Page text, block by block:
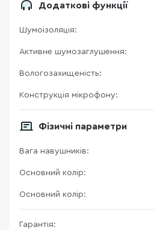
Додаткові функції
Шумоізоляція:
Активне шумозаглушення:
Вологозахищеність:
Конструкція мікрофону:
Фізичні параметри
Вага навушників:
Основний колір:
Основний колір:
Гарантія: